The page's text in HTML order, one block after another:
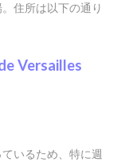
住所は以下の通り
Versailles
いるため、特に週